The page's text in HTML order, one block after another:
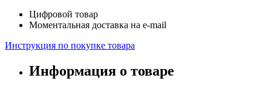
Цифровой товар
Моментальная доставка на e-mail
Инструкция по покупке товара
Информация о товаре